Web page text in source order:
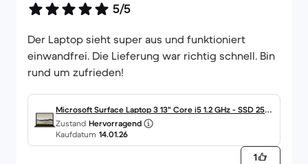
5/5
Der Laptop sieht super aus und funktioniert
einwandfrei. Die Lieferung war richtig schnell. Bin
rund um zufrieden!
Microsoft Surface Laptop 3 13" Core i5 1.2 GHz - SSD 256
GB - 8GB QWERTZ - Deutsch
Zustand Hervorragend
Kaufdatum 14.01.26
1